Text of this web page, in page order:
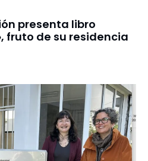
presenta libro
fruto de su residencia